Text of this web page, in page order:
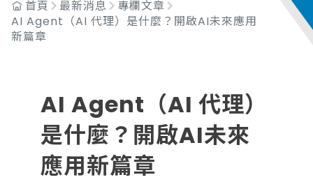
首頁 最新消息
專欄文章
AI Agent（AI 代理）是什麼？開啟AI未來應用
新篇章
AI Agent（AI 代理）
是什麼？開啟AI未來
應用新篇章